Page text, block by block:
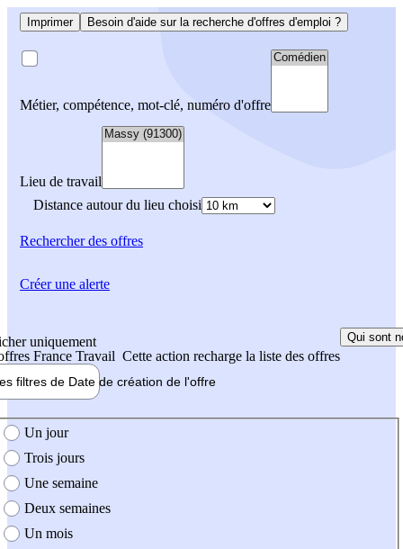
Imprimer Besoin d'aide sur la recherche d'offres d'emploi ?
Métier, compétence, mot-clé, numéro d'offre
Lieu de travail
Distance autour du lieu choisi
Rechercherdes offres
uniquement
France Travail Cette action recharge la liste des offres
Qui sont
filtres de Date de création de l'offre
création de l'offre
Un jour
Trois jours
Une semaine
Deux semaines
Un mois
Créer une alerte